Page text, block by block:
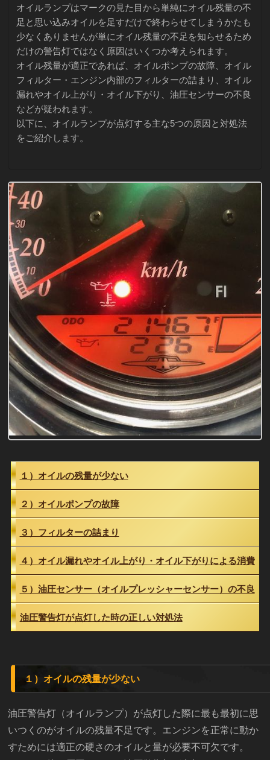
オイルランプはマークの見た目から単純にオイル残量の不
足と思い込みオイルを足すだけで終わらせてしまうかたも
少なくありませんが単にオイル残量の不足を知らせるため
だけの警告灯ではなく原因はいくつか考えられます。
オイル残量が適正であれば、オイルポンプの故障、オイル
フィルター・エンジン内部のフィルターの詰まり、オイル
漏れやオイル上がり・オイル下がり、油圧センサーの不良
などが疑われます。
以下に、オイルランプが点灯する主な5つの原因と対処法
をご紹介します。
１）オイルの残量が少ない
２）オイルポンプの故障
３）フィルターの詰まり
４）オイル漏れやオイル上がり・オイル下がりによる消費
５）油圧センサー（オイルプレッシャーセンサー）の不良
油圧警告灯が点灯した時の正しい対処法
１）オイルの残量が少ない
油圧警告灯（オイルランプ）が点灯した際に最も最初に思
いつくのがオイルの残量不足です。エンジンを正常に動か
すためには適正の硬さのオイルと量が必要不可欠です。